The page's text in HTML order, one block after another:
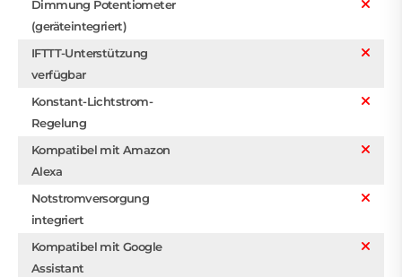
Dimmung Potentiometer
(geräteintegriert)
IFTTT-Unterstützung
verfügbar
Konstant-Lichtstrom-
Regelung
Kompatibel mit Amazon
Alexa
Notstromversorgung
integriert
Kompatibel mit Google
Assistant